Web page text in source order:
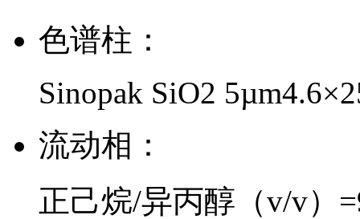
色谱柱：
Sinopak SiO2
流动相：
正己烷/异丙醇（v/v）